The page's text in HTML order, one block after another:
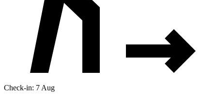
Check-in: 7 Aug